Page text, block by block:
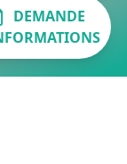
DEMANDE